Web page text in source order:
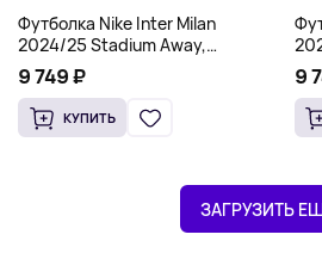
Футболка Nike Inter Milan
2024/25 Stadium Away,
белый
9 749 ₽
КУПИТЬ
9
ЗАГРУЗИТЬ